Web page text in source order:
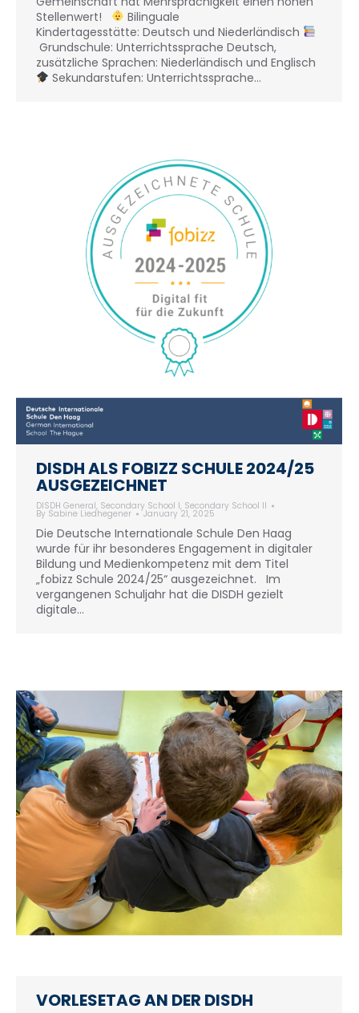
Stellenwert!
Bilinguale
Kindertagesstätte: Deutsch und Niederländisch
Grundschule: Unterrichtssprache Deutsch,
zusätzliche Sprachen: Niederländisch und Englisch
Sekundarstufen: Unterrichtssprache…
DISDH ALS FOBIZZ SCHULE 2024/25
AUSGEZEICHNET
DISDH General, Secondary School I, Secondary School II
By Sabine Liedhegener January 21, 2025
Die Deutsche Internationale Schule Den Haag
wurde für ihr besonderes Engagement in digitaler
Bildung und Medienkompetenz mit dem Titel
„fobizz Schule 2024/25“ ausgezeichnet. Im
vergangenen Schuljahr hat die DISDH gezielt
digitale…
VORLESETAG AN DER DISDH